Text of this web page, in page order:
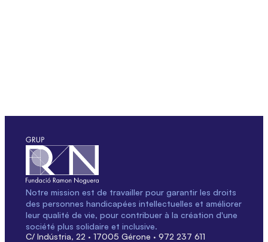
Notre mission est de travailler pour garantir les droits
des personnes handicapées intellectuelles et améliorer
leur qualité de vie, pour contribuer à la création d'une
société plus solidaire et inclusive.
C/ Indústria, 22 · 17005 Gérone · 972 237 611